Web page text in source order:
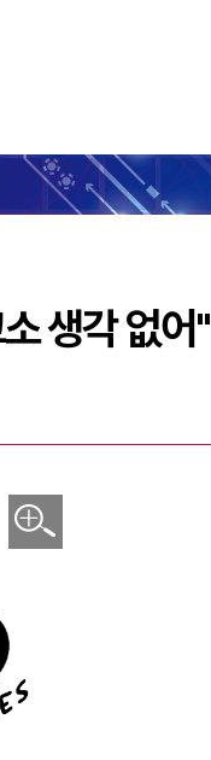
"
생각 없어"